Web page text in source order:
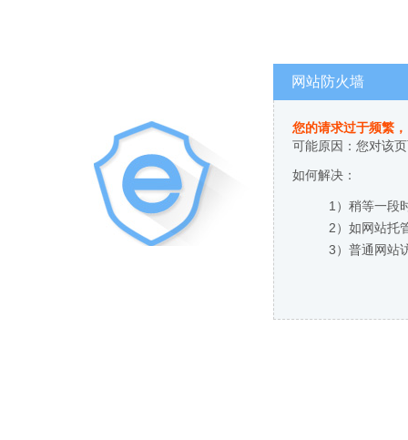
网站防火墙
您的请求过于频繁
可能原因：您对该
如何解决：
1）稍等一段
2）如网站托
3）普通网站